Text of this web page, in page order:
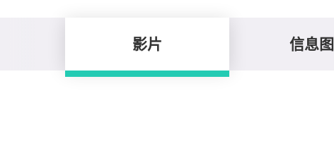
影片 信息图